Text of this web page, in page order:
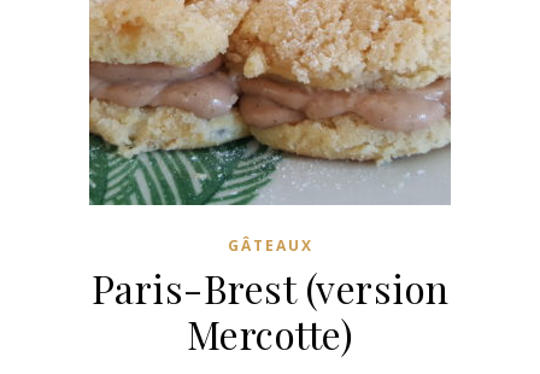
GÂTEAUX
Paris-Brest (version
Mercotte)